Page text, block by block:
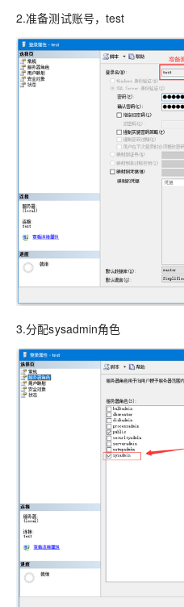
2.准备测试账号，test
3.分配sysadmin角色